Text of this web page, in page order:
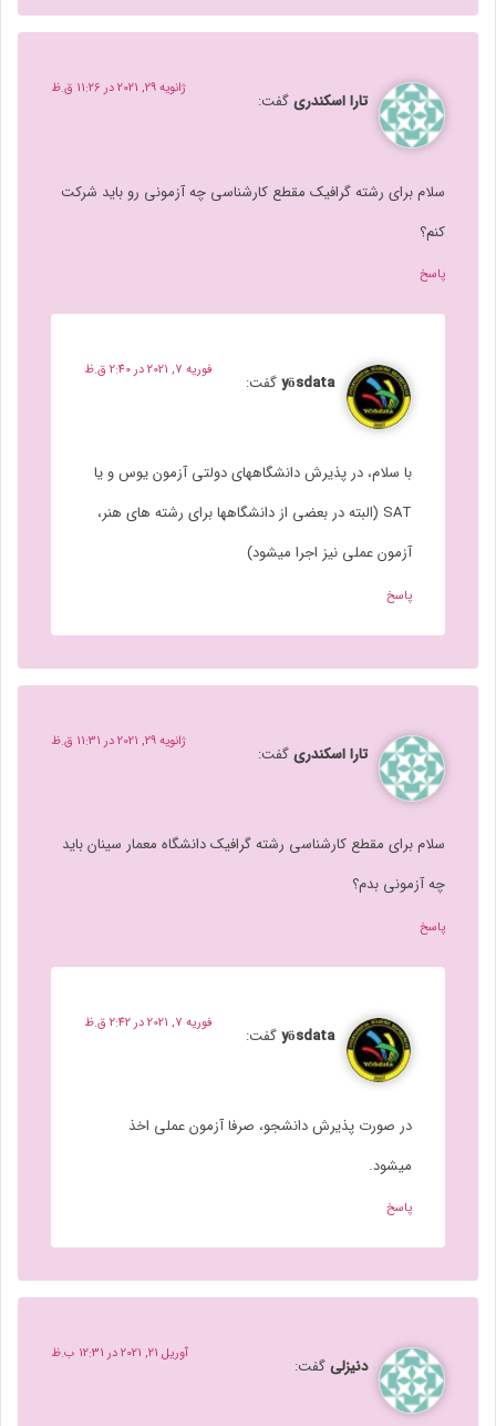
تارا اسکندریگفت:
ژانویه 29, 2021 در 11:26 ق.ظ
سلام برای رشته گرافیک مقطع کارشناسی چه آزمونی رو باید شرکت
کنم؟
پاسخ
yösdataگفت:
فوریه 7, 2021 در 2:40 ق.ظ
با سلام، در پذیرش دانشگاههای دولتی آزمون یوس و یا
SAT (البته در بعضی از دانشگاهها برای رشته های هنر،
آزمون عملی نیز اجرا میشود)
پاسخ
تارا اسکندریگفت:
ژانویه 29, 2021 در 11:31 ق.ظ
سلام برای مقطع کارشناسی رشته گرافیک دانشگاه معمار سینان باید
چه آزمونی بدم؟
پاسخ
yösdataگفت:
فوریه 7, 2021 در 2:42 ق.ظ
در صورت پذیرش دانشجو، صرفا آزمون عملی اخذ
میشود.
پاسخ
دنیزلیگفت:
آوریل 21, 2021 در 12:31 ب.ظ